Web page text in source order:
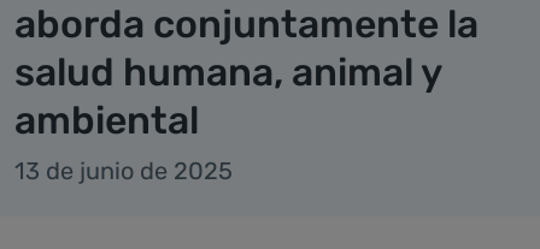
aborda conjuntamente la
salud humana, animal y
ambiental
13 de junio de 2025